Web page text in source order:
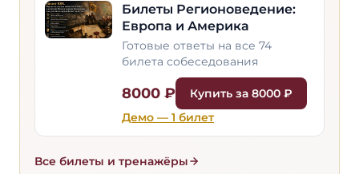
Билеты Регионоведение:
Европа и Америка
Готовые ответы на все 74
билета собеседования
8000 ₽ Купить за 8000 ₽
Демо — 1 билет
Все билеты и тренажёры